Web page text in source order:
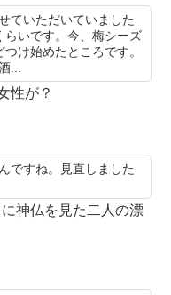
ていただいていました
いです。今、梅シーズ
け始めたところです。
...
性が？
ですね。見直しました
神仏を見た二人の漂